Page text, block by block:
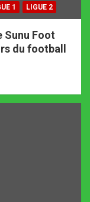
1 LIGUE 2
Sunu Foot
du football